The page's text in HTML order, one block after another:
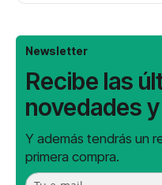
Newsletter
Recibe las
novedades
Y además tendrás un
primera compra.